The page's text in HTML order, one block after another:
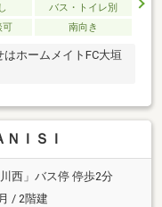
バス・トイレ別
可 南向き
ホームメイトFC大垣
ＩＳＩ
西」バス停 停歩2分
/ 2階建